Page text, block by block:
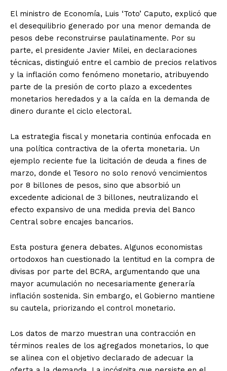
El ministro de Economía, Luis ‘Toto’ Caputo, explicó que
el desequilibrio generado por una menor demanda de
pesos debe reconstruirse paulatinamente. Por su
parte, el presidente Javier Milei, en declaraciones
técnicas, distinguió entre el cambio de precios relativos
y la inflación como fenómeno monetario, atribuyendo
parte de la presión de corto plazo a excedentes
monetarios heredados y a la caída en la demanda de
dinero durante el ciclo electoral.
La estrategia fiscal y monetaria continúa enfocada en
una política contractiva de la oferta monetaria. Un
ejemplo reciente fue la licitación de deuda a fines de
marzo, donde el Tesoro no solo renovó vencimientos
por 8 billones de pesos, sino que absorbió un
excedente adicional de 3 billones, neutralizando el
efecto expansivo de una medida previa del Banco
Central sobre encajes bancarios.
Esta postura genera debates. Algunos economistas
ortodoxos han cuestionado la lentitud en la compra de
divisas por parte del BCRA, argumentando que una
mayor acumulación no necesariamente generaría
inflación sostenida. Sin embargo, el Gobierno mantiene
su cautela, priorizando el control monetario.
Los datos de marzo muestran una contracción en
términos reales de los agregados monetarios, lo que
se alinea con el objetivo declarado de adecuar la